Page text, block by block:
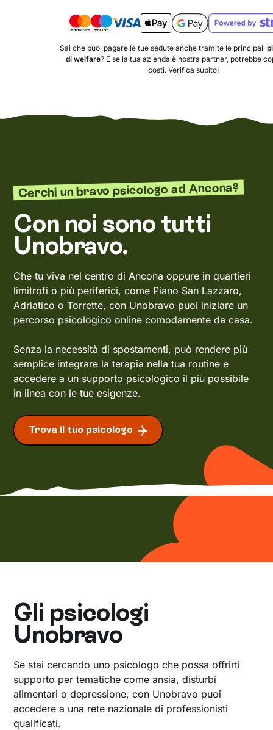
Sai che puoi pagare le tue sedute anche tramite le principali
di welfare? E se la tua azienda è nostra partner, potrebbe
costi. Verifica subito!
Cerchi un bravo psicologo ad Ancona?
Con noi sono tutti
Unobravo.
Che tu viva nel centro di Ancona oppure in quartieri
limitrofi o più periferici, come Piano San Lazzaro,
Adriatico o Torrette, con Unobravo puoi iniziare un
percorso psicologico online comodamente da casa.
Senza la necessità di spostamenti, può rendere più
semplice integrare la terapia nella tua routine e
accedere a un supporto psicologico il più possibile
in linea con le tue esigenze.
Trova il tuo psicologo
Gli psicologi
Unobravo
Se stai cercando uno psicologo che possa offrirti
supporto per tematiche come ansia, disturbi
alimentari o depressione, con Unobravo puoi
accedere a una rete nazionale di professionisti
qualificati.